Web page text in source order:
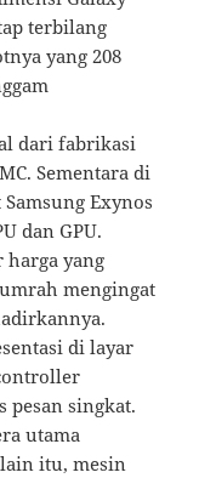
terbilang
yang 208
dari fabrikasi
Sementara di
Exynos
dan GPU.
harga yang
mengingat
di layar
pesan singkat.
utama
itu, mesin